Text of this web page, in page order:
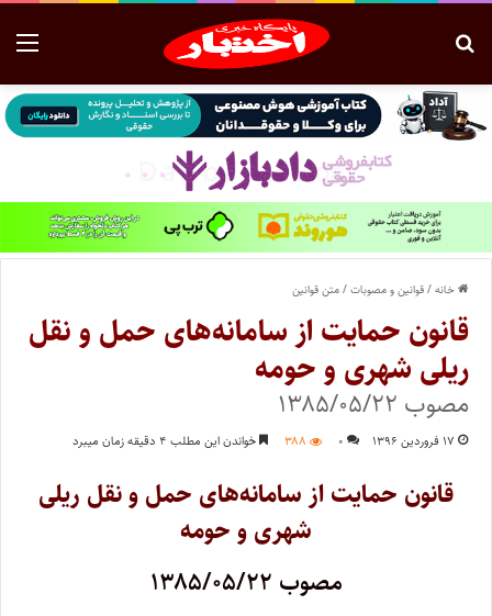
خانه/قوانین و مصوبات/متن قوانین
قانون حمایت از سامانه‌های حمل و نقل
ریلی شهری و حومه
مصوب ۱۳۸۵/۰۵/۲۲
۱۷ فروردین ۱۳۹۶ ۰ ۳۸۸ خواندن این مطلب ۴ دقیقه زمان میبرد
قانون حمایت از سامانه‌های حمل و نقل ریلی
شهری و حومه
مصوب ۱۳۸۵/۰۵/۲۲